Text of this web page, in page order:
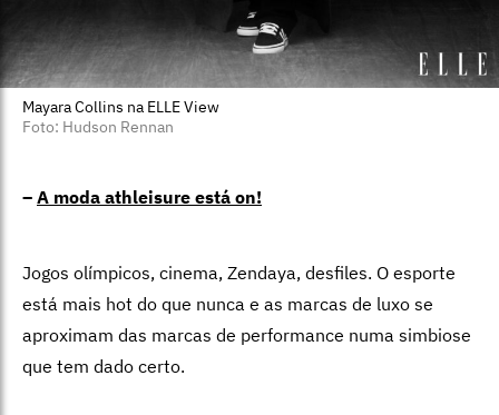
Mayara Collins na ELLE View
Foto: Hudson Rennan
– A moda athleisure está on!
Jogos olímpicos, cinema, Zendaya, desfiles. O esporte
está mais hot do que nunca e as marcas de luxo se
aproximam das marcas de performance numa simbiose
que tem dado certo.